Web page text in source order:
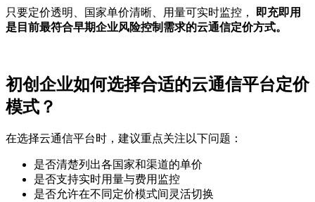
只要定价透明、国家单价清晰、用量可实时监控，
即充即用
是目前最符合早期企业风险控制需求的云通信定价方式。
初创企业如何选择合适的云通信平台定价
模式？
在选择云通信平台时，建议重点关注以下问题：
是否清楚列出各国家和渠道的单价
是否支持实时用量与费用监控
是否允许在不同定价模式间灵活切换